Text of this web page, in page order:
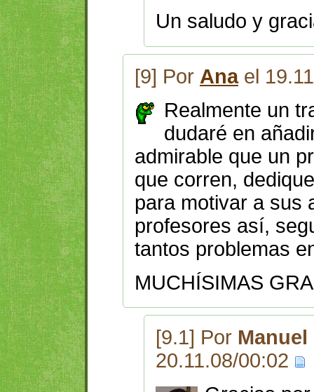
Un saludo y
[9] Por Anael
Realmente un
dudaré en
admirable que un
que corren,
para motivar a sus
profesores así,
tantos problemas
MUCHÍSIMAS
[9.1] Por
20.11.08/00:02